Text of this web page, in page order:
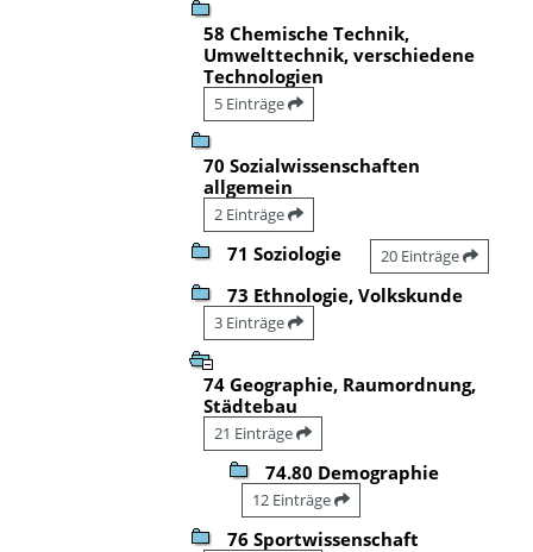
58 Chemische Technik,
Umwelttechnik, verschiedene
Technologien
5 Einträge
70 Sozialwissenschaften
allgemein
2 Einträge
71 Soziologie 20 Einträge
73 Ethnologie, Volkskunde
3 Einträge
74 Geographie, Raumordnung,
Städtebau
21 Einträge
74.80 Demographie
12 Einträge
76 Sportwissenschaft